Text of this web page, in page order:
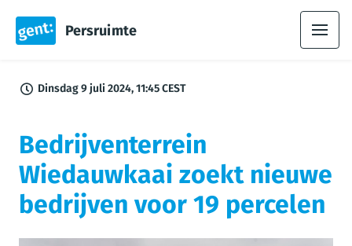
Persruimte
Dinsdag 9 juli 2024, 11:45 CEST
Bedrijventerrein
Wiedauwkaai zoekt nieuwe
bedrijven voor 19 percelen